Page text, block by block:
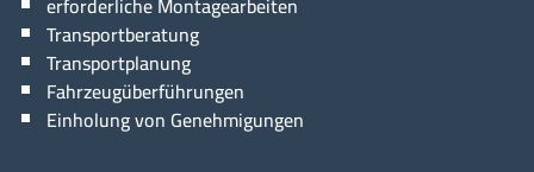
Transportberatung
Transportplanung
Fahrzeugüberführungen
Einholung von Genehmigungen